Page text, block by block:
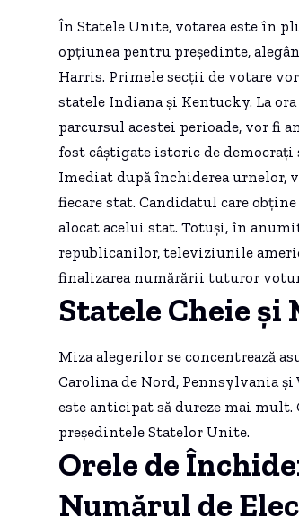
În Statele Unite, votarea este în
opțiunea pentru președinte,
Harris. Primele secții de votare
statele Indiana și Kentucky. La
parcursul acestei perioade, vor fi
fost câștigate istoric de democrați
Imediat după închiderea urnelor,
fiecare stat. Candidatul care
alocat acelui stat. Totuși, în
republicanilor, televiziunile
finalizarea numărării tuturor
Statele Cheie
Miza alegerilor se concentrează
Carolina de Nord, Pennsylvania
este anticipat să dureze mai mult.
președintele Statelor Unite.
Orele de
Numărul de